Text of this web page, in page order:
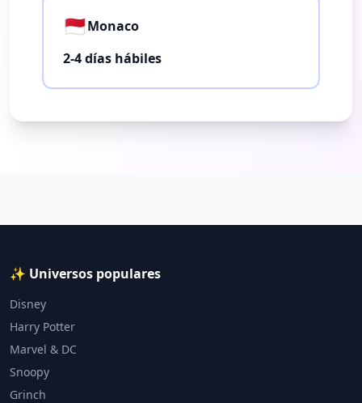
🇲🇨Monaco
2-4 días hábiles
✨ Universos populares
Disney
Harry Potter
Marvel & DC
Snoopy
Grinch